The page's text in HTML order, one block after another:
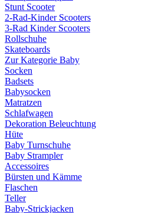
Stunt Scooter
2-Rad-Kinder Scooters
3-Rad Kinder Scooters
Rollschuhe
Skateboards
Zur Kategorie Baby
Socken
Badsets
Babysocken
Matratzen
Schlafwagen
Dekoration Beleuchtung
Hüte
Baby Turnschuhe
Baby Strampler
Accessoires
Bürsten und Kämme
Flaschen
Teller
Baby-Strickjacken